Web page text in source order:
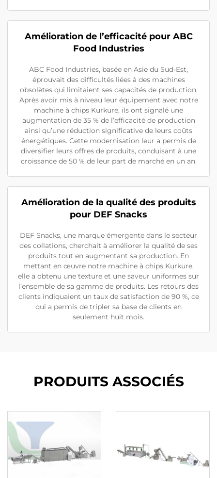
Amélioration de l’efficacité pour ABC
Food Industries
ABC Food Industries, basée en Asie du Sud-Est,
éprouvait des difficultés liées à des machines
obsolètes qui limitaient ses capacités de production.
Après avoir mis à niveau leur équipement avec notre
machine à chips Kurkure, ils ont signalé une
augmentation de 35 % de l’efficacité de production
ainsi qu’une réduction significative de leurs coûts
énergétiques. Cette modernisation leur a permis de
diversifier leurs offres de produits, conduisant à une
croissance de 50 % de leur part de marché en un an.
Amélioration de la qualité des produits
pour DEF Snacks
DEF Snacks, une marque émergente dans le secteur
des collations, cherchait à améliorer la qualité de ses
produits tout en augmentant sa production. En
mettant en œuvre notre machine à chips Kurkure,
elle a obtenu une texture et une saveur uniformes sur
l’ensemble de sa gamme de produits. Les retours des
clients indiquaient un taux de satisfaction de 90 %, ce
qui a permis de tripler sa base de clients en
seulement huit mois.
PRODUITS ASSOCIÉS